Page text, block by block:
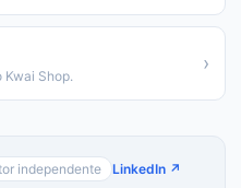
Kwai Shop.
›
independente LinkedIn ↗